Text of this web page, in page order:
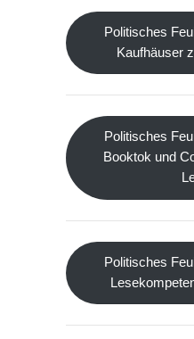
Politisches
Kaufhäuser
Politisches
Booktok und
Politisches